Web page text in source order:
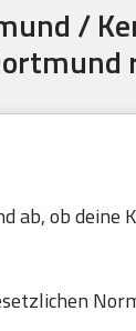
/
ab, ob deine